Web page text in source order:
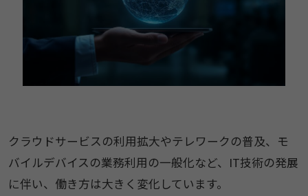
クラウドサービスの利用拡大やテレワークの普及、モ
バイルデバイスの業務利用の一般化など、IT技術の発展
に伴い、働き方は大きく変化しています。